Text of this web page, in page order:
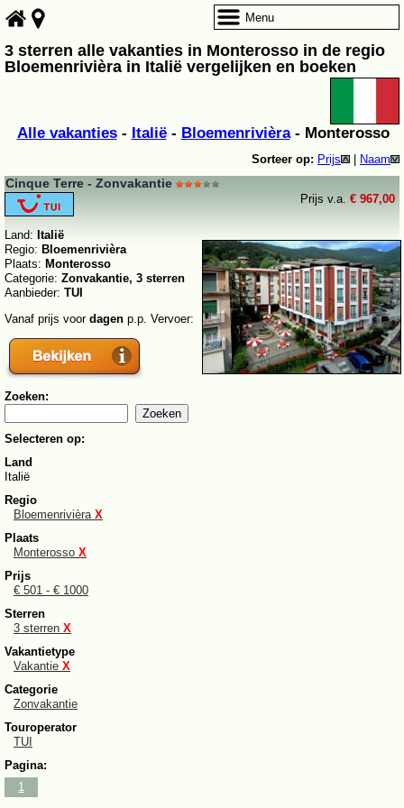
3 sterren alle vakanties in Monterosso in de regio
Bloemenrivièra in Italië vergelijken en boeken
Alle vakanties- Italië- Bloemenrivièra- Monterosso
Sorteer op: Prijs Naam
Cinque Terre - Zonvakantie
Prijs v.a. € 967,00
Land: Italië
Regio: Bloemenrivièra
Plaats: Monterosso
Categorie: Zonvakantie, 3 sterren
Aanbieder: TUI
Vanaf prijs voor dagen p.p. Vervoer:
Zoeken:
Selecteren op:
Land
Italië
Regio
Bloemenrivièra X
Plaats
Monterosso X
Prijs
€ 501 - € 1000
Sterren
3 sterren X
Vakantietype
Vakantie X
Categorie
Zonvakantie
Touroperator
TUI
Pagina:
1
Menu